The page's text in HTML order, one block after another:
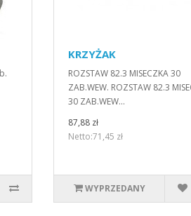
KRZYŻAK
ROZSTAW 82.3 MISECZKA 30
ZAB.WEW. ROZSTAW 82.3
30 ZAB.WEW...
87,88 zł
Netto:71,45 zł
WYPRZEDANY